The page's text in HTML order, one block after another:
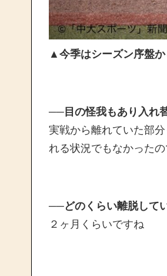
▲今季はシーズン序盤
──目の怪我もあり入れ
実戦から離れていた部
れる状況でもなかった
──どのくらい離脱して
２ヶ月くらいですね